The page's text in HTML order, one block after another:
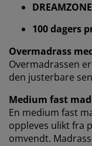
100 dagers
Overmadrass
Overmadrassen
den justerbare
Medium fast
En medium fast
oppleves ulikt fra
omvendt.